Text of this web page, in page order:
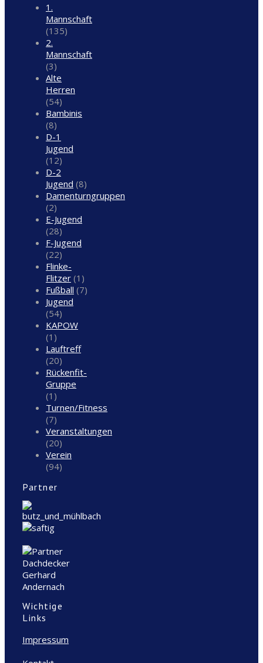
1.
Mannschaft
(135)
2.
Mannschaft
(3)
Alte
Herren
(54)
Bambinis
(8)
D-1
Jugend
(12)
D-2
Jugend (8)
Damenturngruppen
(2)
E-Jugend
(28)
F-Jugend
(22)
Flinke-
Flitzer (1)
Fußball (7)
Jugend
(54)
KAPOW
(1)
Lauftreff
(20)
Rückenfit-
Gruppe
(1)
Turnen/Fitness
(7)
Veranstaltungen
(20)
Verein
(94)
Partner
Wichtige
Links
Impressum